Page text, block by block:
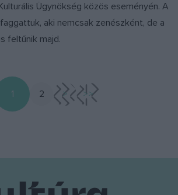
Ügynökség közös eseményén. A
aki nemcsak zenészként, de a
feltűnik majd.
1 2 > >>